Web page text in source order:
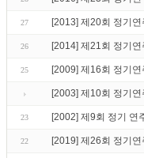
27 [2013] 제20회 정기연
26 [2014] 제21회 정기
25 [2009] 제16회 정기
[2003] 제10회 정기
23 [2002] 제9회 정기 연
22 [2019] 제26회 정기